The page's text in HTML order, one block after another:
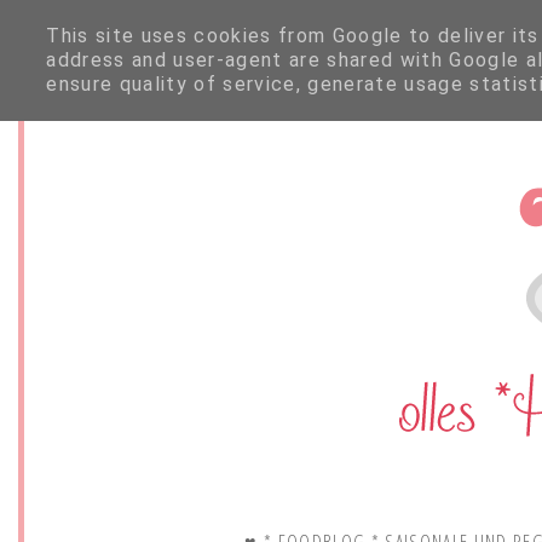
This site uses cookies from Google to deliver
address and user-agent are shared with
ensure quality of service, generate usage